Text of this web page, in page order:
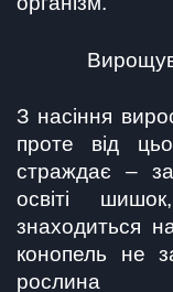
З насіння
проте від
страждає –
освіті
знаходиться
конопель не
рослина